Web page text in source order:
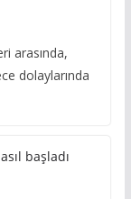
arasında,
dolaylarında
başladı